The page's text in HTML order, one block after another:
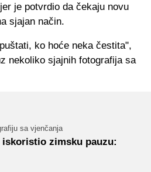
je potvrdio da čekaju novu
sjajan način.
ko hoće neka čestita",
nekoliko sjajnih fotografija sa
sa vjenčanja
zimsku pauzu: